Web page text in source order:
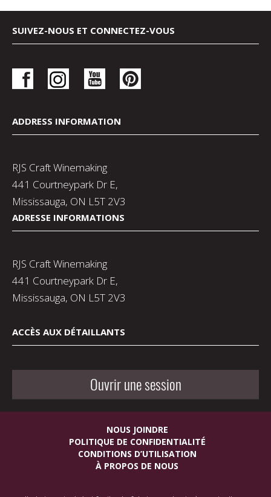
SUIVEZ-NOUS ET CONNECTEZ-VOUS
ADDRESS INFORMATION
RJS Craft Winemaking
441 Courtneypark Dr E,
Mississauga, ON L5T 2V3
ADRESSE INFORMATIONS
RJS Craft Winemaking
441 Courtneypark Dr E,
Mississauga, ON L5T 2V3
ACCÈS AUX DÉTAILLANTS
Ouvrir une session
NOUS JOINDRE
POLITIQUE DE CONFIDENTIALITÉ
CONDITIONS D’UTILISATION
À PROPOS DE NOUS